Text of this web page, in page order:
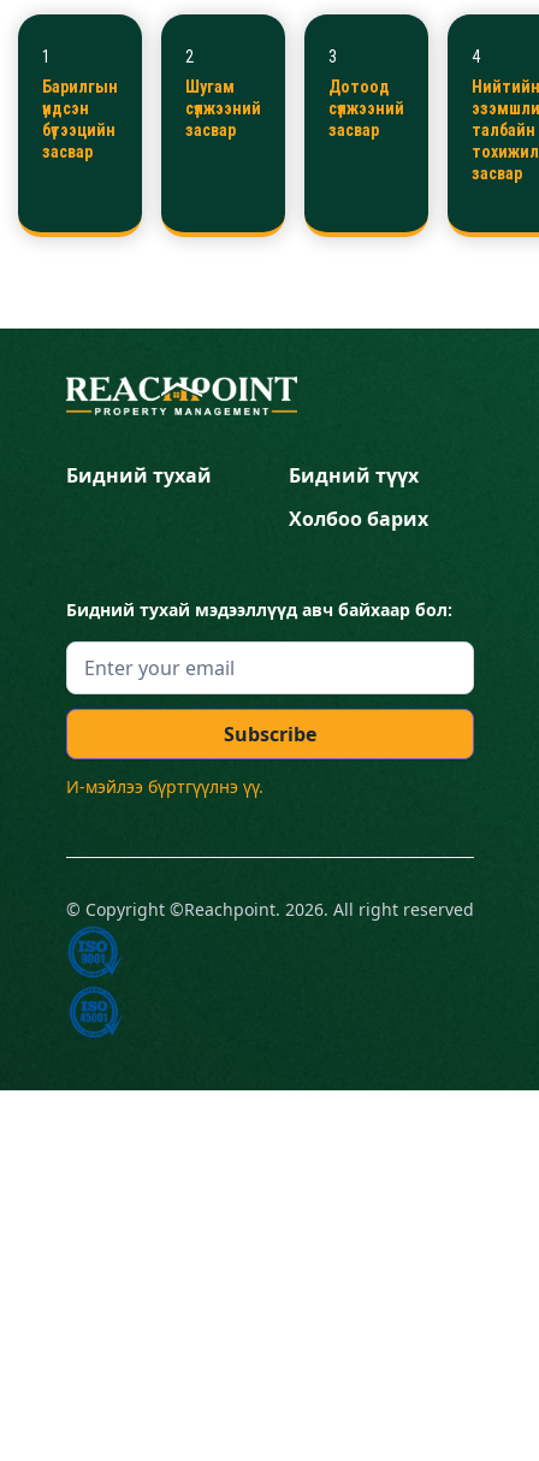
1
Барилгын
үндсэн
бүтээцийн
засвар
2
Шугам
сүлжээний
засвар
3
Дотоод
сүлжээний
засвар
4
Нийтийн
талбайн
засвар
Бидний тухай
Бидний түүх
Холбоо барих
Бидний тухай мэдээллүүд авч байхаар бол:
И-мэйлээ бүртгүүлнэ үү.
© Copyright ©Reachpoint. 2026. All right reserved